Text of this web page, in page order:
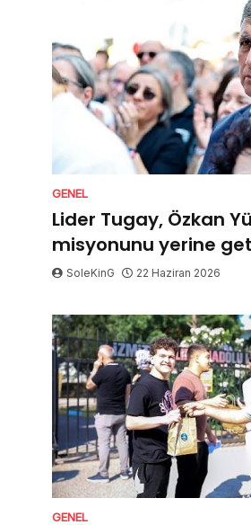
GENEL
Lider Tugay, Özkan
misyonunu yerine
SoleKinG 22 Haziran 2026
GENEL